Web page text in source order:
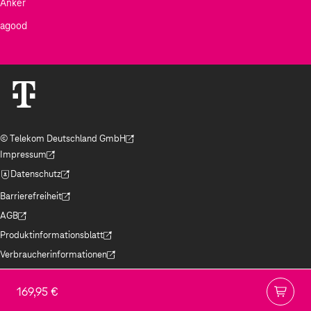
169,95 €
Anker
agood
© Telekom Deutschland GmbH
(Der Link wird in einem neuen Tab geöffnet)
Impressum
(Der Link wird in einem neuen Tab geöffnet)
Datenschutz
(Der Link wird in einem neuen Tab geöffnet)
Barrierefreiheit
(Der Link wird in einem neuen Tab geöffnet)
AGB
(Der Link wird in einem neuen Tab geöffnet)
Produktinformationsblatt
(Der Link wird in einem neuen Tab geöffnet)
Verbraucherinformationen
(Der Link wird in einem neuen Tab geöffnet)
Hinweise ElektroG/BattG
(Der Link wird in einem neuen Tab geöffnet)